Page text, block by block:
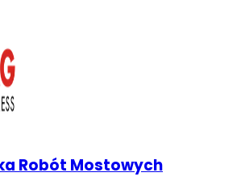
Robót Mostowych